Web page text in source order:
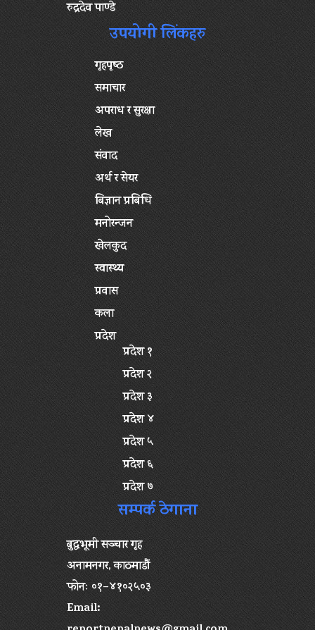
रुद्रदेव पाण्डे
उपयोगी लिंकहरु
गृहपृष्‍ठ
समाचार
अपराध र सुरक्षा
लेख
संवाद
अर्थ र सेयर
बिज्ञान प्रबिधि
मनोरन्जन
खेलकुद
स्वास्थ्य
प्रवास
कला
प्रदेश
प्रदेश १
प्रदेश २
प्रदेश ३
प्रदेश ४
प्रदेश ५
प्रदेश ६
प्रदेश ७
सम्पर्क ठेगाना
बुद्धभूमी सञ्चार गृह
अनामनगर, काठमाडौं
फोनः ०१–४१०२५०३
Email: